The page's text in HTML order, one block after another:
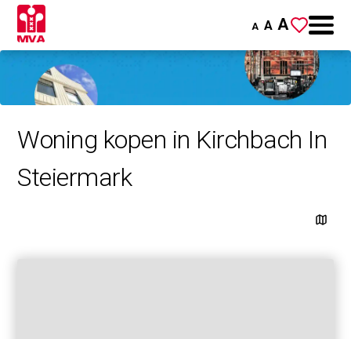
A A A
Woning kopen in Kirchbach In
Steiermark